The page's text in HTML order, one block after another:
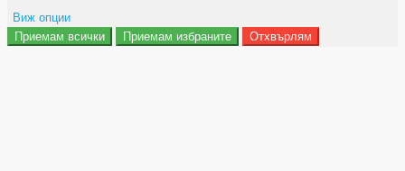
Виж опции
Препочитания за реклами
Приемам всички Приемам избраните Отхвърлям